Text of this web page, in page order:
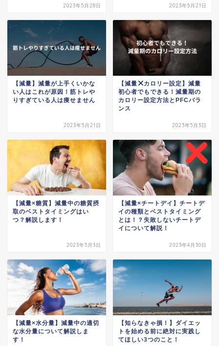
2023年5月28日 2023年5月21日
【減量】減量が上手くいかな
い人はこれが原因！筋トレや
りすぎている人は痩せません
2023年5月21日
【減量
カロリー設定】減量
初心者でもできる！減量期の
カロリー設定方法とPFCバラ
ンス
2023年5月3日
【減量×糖質】減量中の糖質摂
取のベストタイミングはい
つ？解説します！
2023年5月3日
【減量×チートデイ】チートデ
イの種類とベストタイミング
とは！？失敗しないチートデ
イについて解説！
2023年4月30日
【減量×水分量】減量中の適切
な水分量について解説しま
す！
【知らなきゃ損！】ダイエッ
トを始める前に絶対に実践し
てほしい3つのこと！